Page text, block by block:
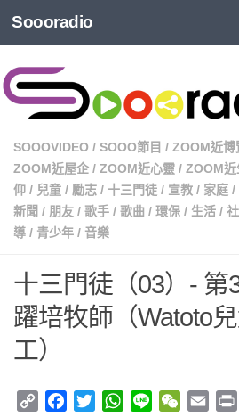
Soooradio
SOOOVIDEO / SOOO節目 / ZOOM近博
ZOOM近屋企 / ZOOM近心靈 / ZOOM近
仰 / 兒童 / 勵志 / 十三門徒 / 宣教 / 家庭 /
新聞 / 朋友 / 歌手 / 歌曲 / 環保 / 生活 /
導 / 青少年 / 音樂
十三門徒（03）- 第
躍培牧師（Watoto
工）
Copy
Facebook
TwitterWhatsApp
Line WeChat
Email